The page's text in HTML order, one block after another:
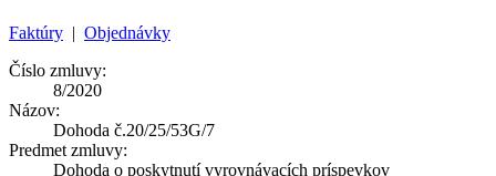
Faktúry | Objednávky
Číslo zmluvy:
8/2020
Názov:
Dohoda č.20/25/53G/7
Predmet zmluvy:
Dohoda o poskytnutí vyrovnávacích príspevkov